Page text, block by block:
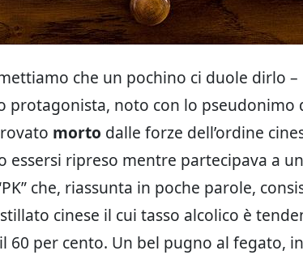
che un pochino ci duole dirlo –
protagonista, noto con lo pseudonimo
morto dalle forze dell’ordine
essersi ripreso mentre partecipava a
che, riassunta in poche parole,
cinese il cui tasso alcolico è
60 per cento. Un bel pugno al fegato,